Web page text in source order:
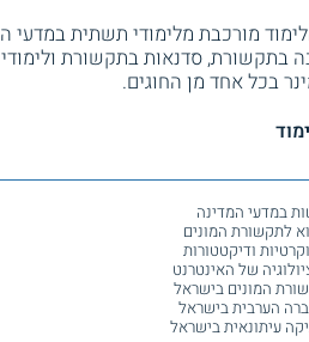
מורכבת מלימודי תשתית במדעי
בתקשורת, סדנאות בתקשורת
בכל אחד מן החוגים.
במדעי המדינה
לתקשורת המונים
ודיקטטורות
של האינטרנט
המונים בישראל
הערבית בישראל
עיתונאית בישראל